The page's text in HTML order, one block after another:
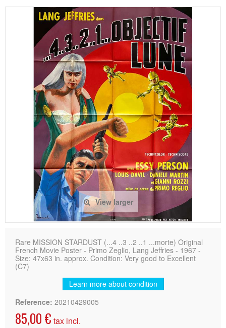
View larger
Rare MISSION STARDUST (...4 ..3 ..2 ..1 ...morte) Original
French Movie Poster - Primo Zeglio, Lang Jeffries - 1967 -
Size: 47x63 in. approx. Condition: Very good to Excellent
(C7)
Learn more about condition
Reference: 20210429005
85,00 € tax incl.